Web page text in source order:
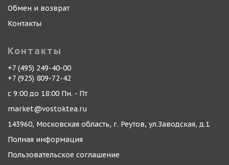
Обмен и возврат
Контакты
Контакты
+7 (495) 249-40-00
+7 (925) 809-72-42
с 9:00 до 18:00 Пн. - Пт
market@vostoktea.ru
143960, Московская область, г. Реутов, ул.Заводская, д.1
Полная информация
Пользовательское соглашение